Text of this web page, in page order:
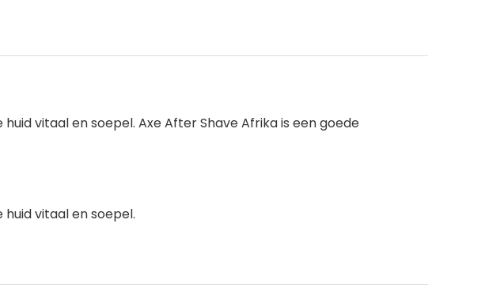
vitaal en soepel. Axe After Shave Afrika is een goede
vitaal en soepel.